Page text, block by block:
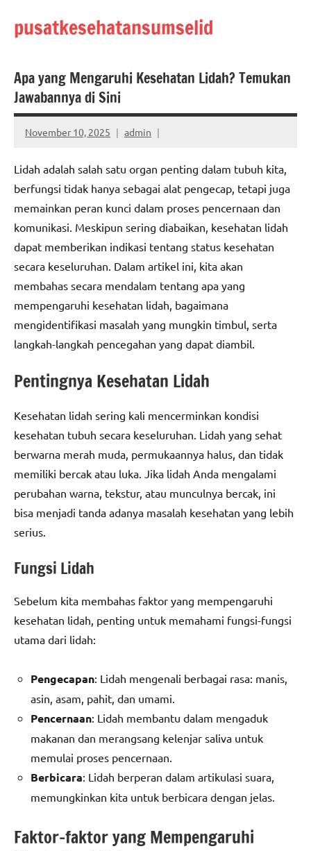
pusatkesehatansumselid
Apa yang Mengaruhi Kesehatan Lidah? Temukan
Jawabannya di Sini
November 10, 2025 admin
Lidah adalah salah satu organ penting dalam tubuh kita,
berfungsi tidak hanya sebagai alat pengecap, tetapi juga
memainkan peran kunci dalam proses pencernaan dan
komunikasi. Meskipun sering diabaikan, kesehatan lidah
dapat memberikan indikasi tentang status kesehatan
secara keseluruhan. Dalam artikel ini, kita akan
membahas secara mendalam tentang apa yang
mempengaruhi kesehatan lidah, bagaimana
mengidentifikasi masalah yang mungkin timbul, serta
langkah-langkah pencegahan yang dapat diambil.
Pentingnya Kesehatan Lidah
Kesehatan lidah sering kali mencerminkan kondisi
kesehatan tubuh secara keseluruhan. Lidah yang sehat
berwarna merah muda, permukaannya halus, dan tidak
memiliki bercak atau luka. Jika lidah Anda mengalami
perubahan warna, tekstur, atau munculnya bercak, ini
bisa menjadi tanda adanya masalah kesehatan yang lebih
serius.
Fungsi Lidah
Sebelum kita membahas faktor yang mempengaruhi
kesehatan lidah, penting untuk memahami fungsi-fungsi
utama dari lidah:
Pengecapan: Lidah mengenali berbagai rasa: manis,
asin, asam, pahit, dan umami.
Pencernaan: Lidah membantu dalam mengaduk
makanan dan merangsang kelenjar saliva untuk
memulai proses pencernaan.
Berbicara: Lidah berperan dalam artikulasi suara,
memungkinkan kita untuk berbicara dengan jelas.
Faktor-faktor yang Mempengaruhi